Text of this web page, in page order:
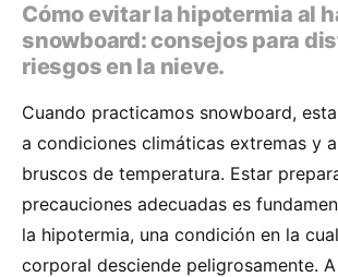
Cómo evitar la hipotermia al
snowboard: consejos para
riesgos en la nieve.
Cuando practicamos snowboard,
a condiciones climáticas extremas y
bruscos de temperatura. Estar
precauciones adecuadas es
la hipotermia, una condición en la
corporal desciende peligrosamente.